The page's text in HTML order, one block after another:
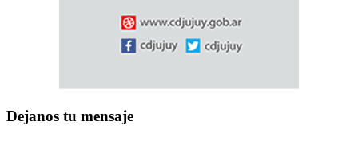
Dejanos tu mensaje